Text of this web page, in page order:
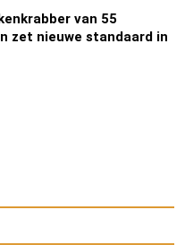
van 55
zet nieuwe standaard in